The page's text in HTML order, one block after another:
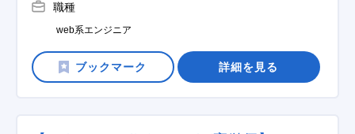
職種
web系エンジニア
詳細を見る